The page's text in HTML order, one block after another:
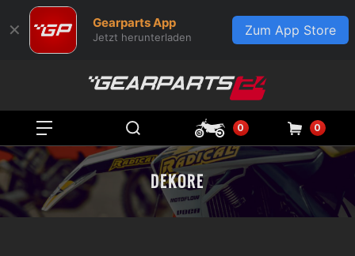
✕ Gearparts App
Jetzt herunterladen Zum App Store
0 0
DEKORE